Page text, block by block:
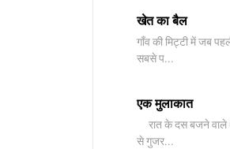
खेत का बैल
गाँव की मिट्टी में जब
सबसे प...
एक मुलाकात
रात के दस बजने वाले
से गुजर...